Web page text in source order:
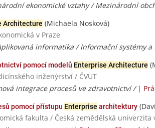
ekonomické vztahy / Mezinárodní
Architecture (Michaela Nosková)
v Praze
informatika / Informační systémy a
pomocí modelů Enterprise Architecture
inženýrství / ČVUT
integrace procesů ve zdravotnictví / |
pomocí přístupu Enterprise architektury
fakulta / Česká zemědělská univerzita